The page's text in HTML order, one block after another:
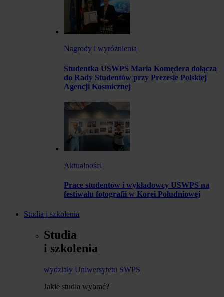
Nagrody i wyróżnienia
Studentka USWPS Maria Komędera dołącza
do Rady Studentów przy Prezesie Polskiej
Agencji Kosmicznej
Aktualności
Prace studentów i wykładowcy USWPS na
festiwalu fotografii w Korei Południowej
Studia i szkolenia
Studia
i szkolenia
wydziały Uniwersytetu SWPS
Jakie studia wybrać?